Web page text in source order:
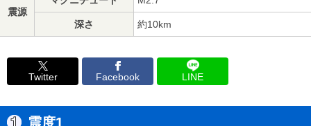
震源
深さ 約10km
Twitter Facebook LINE
震度1